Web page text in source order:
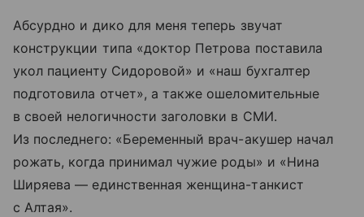
Абсурдно и дико для меня теперь звучат
конструкции типа «доктор Петрова поставила
укол пациенту Сидоровой» и «наш бухгалтер
подготовила отчет», а также ошеломительные
в своей нелогичности заголовки в СМИ.
Из последнего: «Беременный врач-акушер начал
рожать, когда принимал чужие роды» и «Нина
Ширяева — единственная женщина-танкист
с Алтая».